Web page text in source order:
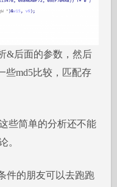
&后面的参数，然后
些md5比较，匹配存
些简单的分析还不能
。
件的朋友可以去跑跑